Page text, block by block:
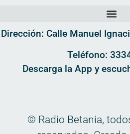
Dirección: Calle Manuel
Teléfono:
Descarga la App y
© Radio Betania,